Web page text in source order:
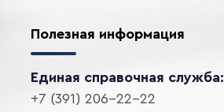
Полезная информация
Единая справочная служба:
+7 (391) 206-22-22